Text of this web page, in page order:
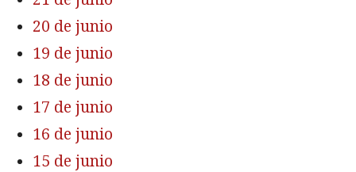
20 de junio
19 de junio
18 de junio
17 de junio
16 de junio
15 de junio